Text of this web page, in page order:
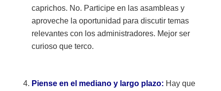
caprichos. No. Participe en las asambleas y
aproveche la oportunidad para discutir temas
relevantes con los administradores. Mejor ser
curioso que terco.
Piense en el mediano y largo plazo: Hay que